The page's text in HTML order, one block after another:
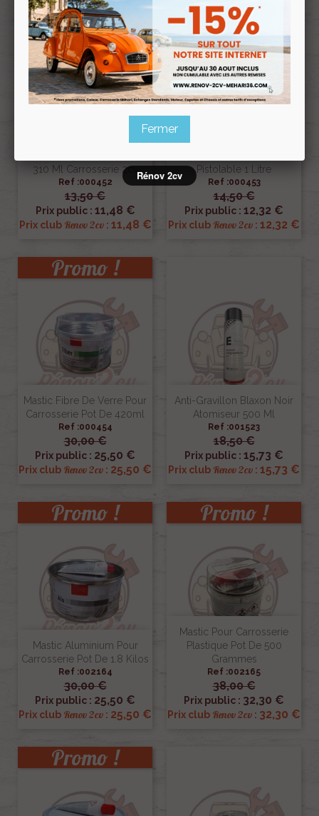
310 Ml Carrosserie 2cv
Ref :000452
13,50 €
Prix public : 11,48 €
Prix club Renov 2cv: 11,48 €
Pistolable 1 Litre
Ref :000453
14,50 €
Prix public : 12,32 €
Prix club Renov 2cv : 12,32 €
Mastic Fibre De Verre Pour
Carrosserie Pot De 420ml
Ref :000454
30,00 €
Prix public : 25,50 €
Prix club Renov 2cv : 25,50 €
Promo !
Anti-Gravillon Blaxon Noir
Atomiseur 500 Ml
Ref :001523
18,50 €
Prix public : 15,73 €
Prix club Renov 2cv : 15,73 €
Mastic Aluminium Pour
Carrosserie Pot De 1.8 Kilos
Ref :002164
30,00 €
Prix public : 25,50 €
Prix club Renov 2cv : 25,50 €
Promo !
Mastic Pour Carrosserie
Plastique Pot De 500
Grammes
Ref :002165
38,00 €
Prix public : 32,30 €
Prix club Renov 2cv : 32,30 €
Promo !
Promo !
Fermer
Rénov 2cv